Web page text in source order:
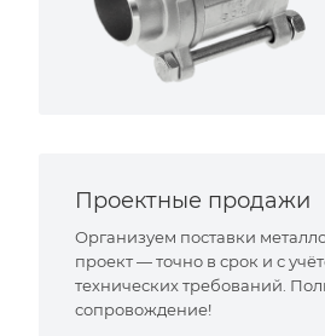
Проектные продажи
Организуем поставки
проект — точно в срок и с
технических требований.
сопровождение!